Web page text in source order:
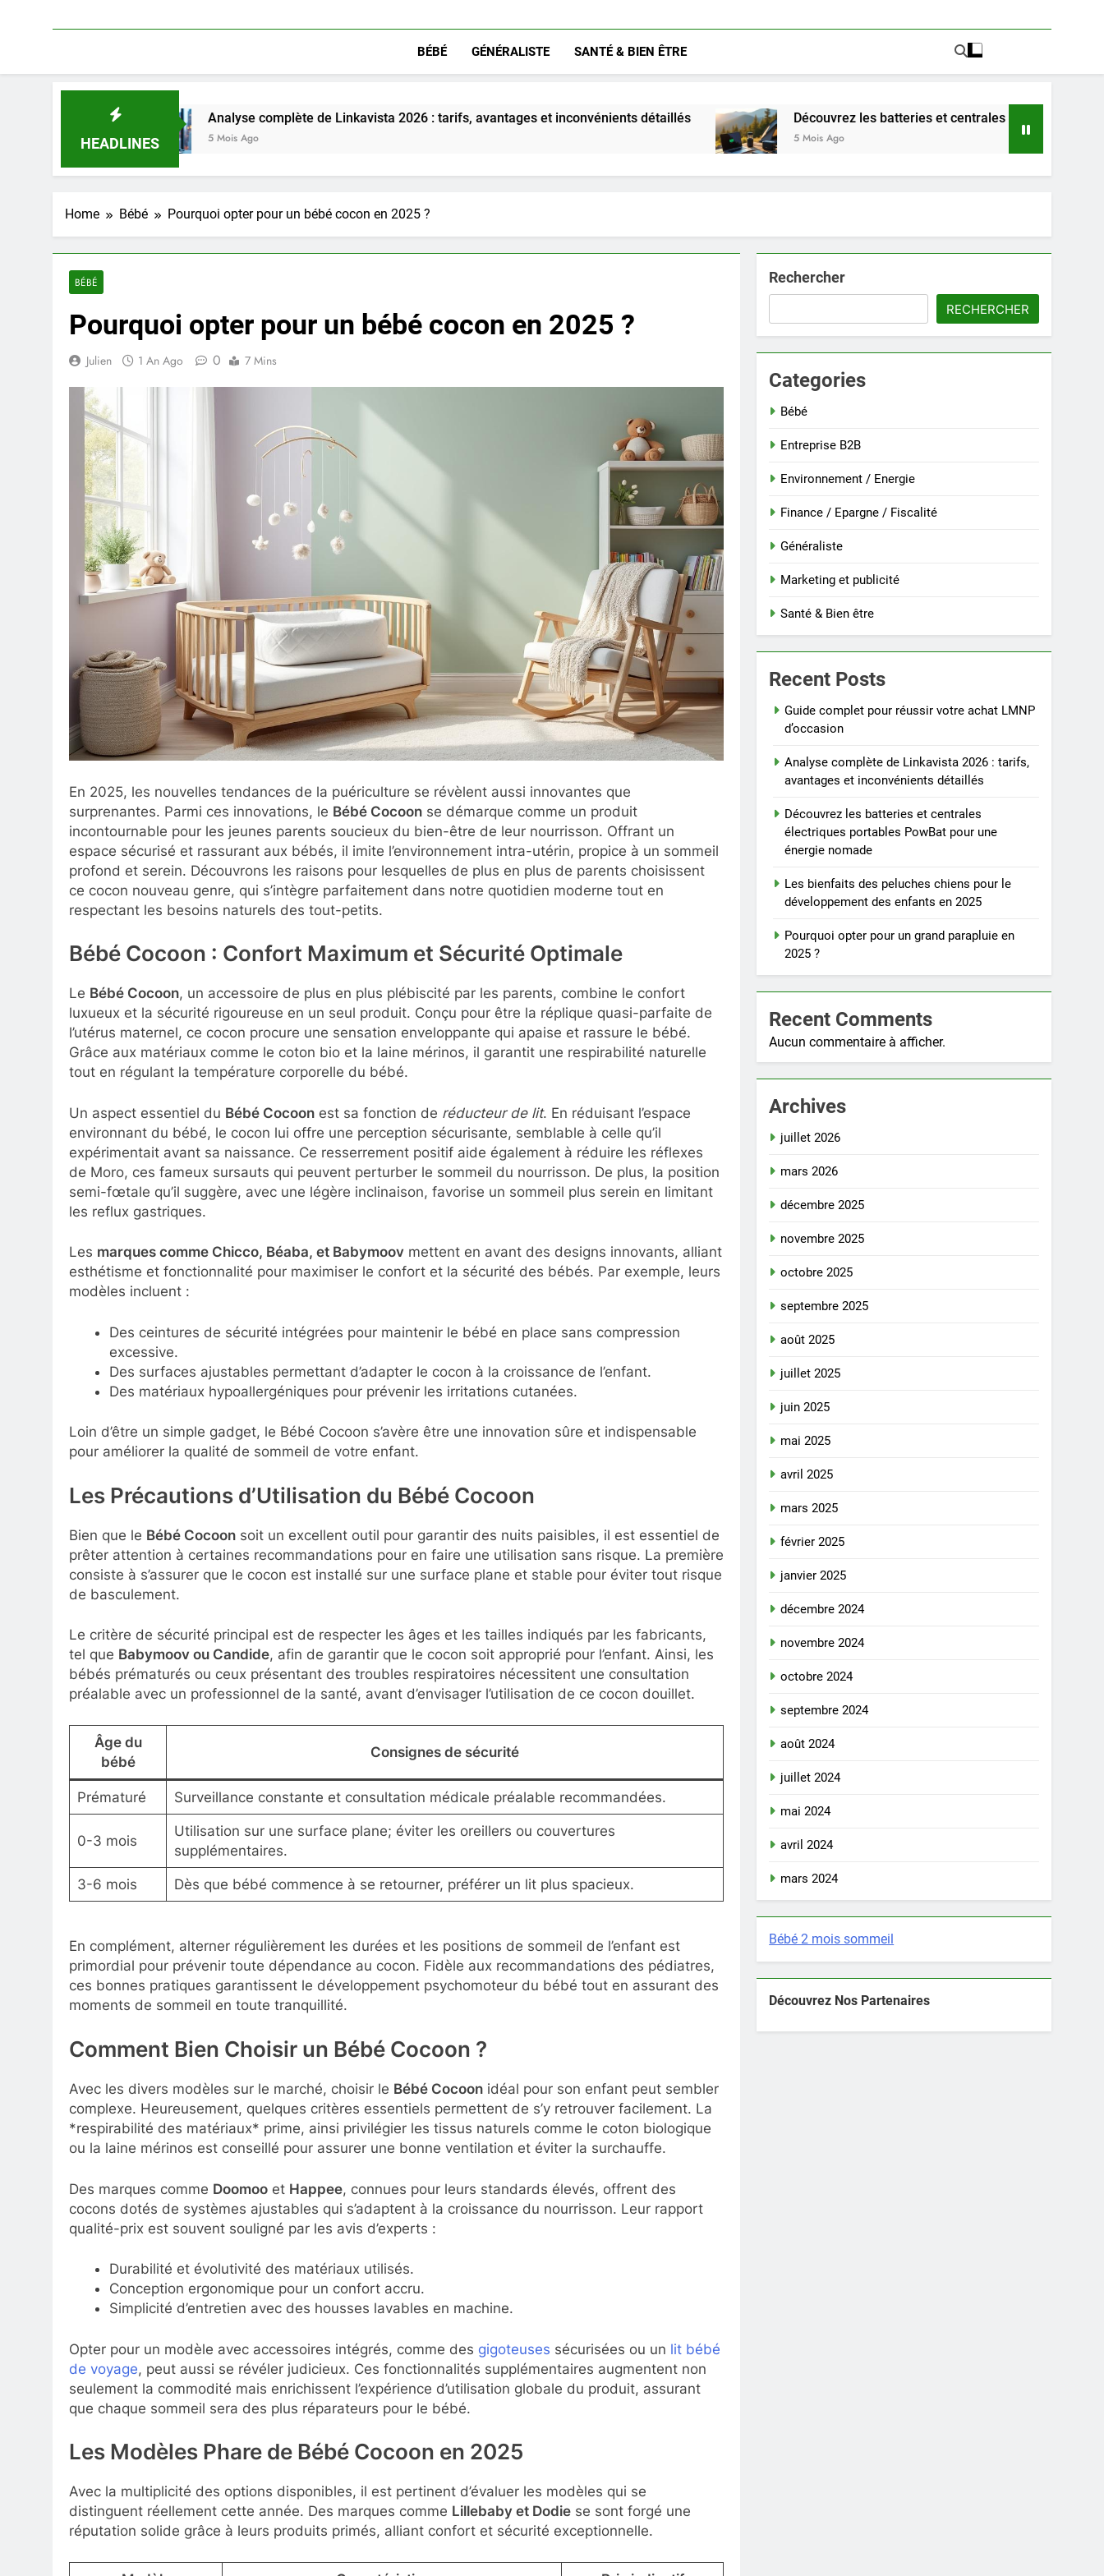
BÉBÉ GÉNÉRALISTE SANTÉ & BIEN ÊTRE
HEADLINES
Analyse complète de Linkavista 2026 : tarifs, avantages et inconvénients détaillés
5 Mois Ago
Découvrez les batteries et centrales électriques portables PowBat
5 Mois Ago
Home Bébé Pourquoi opter pour un bébé cocon en 2025 ?
BÉBÉ
Pourquoi opter pour un bébé cocon en 2025 ?
Julien 1 An Ago 0 7 Mins
En 2025, les nouvelles tendances de la puériculture se révèlent aussi innovantes que
surprenantes. Parmi ces innovations, le Bébé Cocoon se démarque comme un produit
incontournable pour les jeunes parents soucieux du bien-être de leur nourrisson. Offrant un
espace sécurisé et rassurant aux bébés, il imite l’environnement intra-utérin, propice à un sommeil
profond et serein. Découvrons les raisons pour lesquelles de plus en plus de parents choisissent
ce cocon nouveau genre, qui s’intègre parfaitement dans notre quotidien moderne tout en
respectant les besoins naturels des tout-petits.
Bébé Cocoon : Confort Maximum et Sécurité Optimale
Le Bébé Cocoon, un accessoire de plus en plus plébiscité par les parents, combine le confort
luxueux et la sécurité rigoureuse en un seul produit. Conçu pour être la réplique quasi-parfaite de
l’utérus maternel, ce cocon procure une sensation enveloppante qui apaise et rassure le bébé.
Grâce aux matériaux comme le coton bio et la laine mérinos, il garantit une respirabilité naturelle
tout en régulant la température corporelle du bébé.
Un aspect essentiel du Bébé Cocoon est sa fonction de réducteur de lit. En réduisant l’espace
environnant du bébé, le cocon lui offre une perception sécurisante, semblable à celle qu’il
expérimentait avant sa naissance. Ce resserrement positif aide également à réduire les réflexes
de Moro, ces fameux sursauts qui peuvent perturber le sommeil du nourrisson. De plus, la position
semi-fœtale qu’il suggère, avec une légère inclinaison, favorise un sommeil plus serein en limitant
les reflux gastriques.
Les marques comme Chicco, Béaba, et Babymoov mettent en avant des designs innovants, alliant
esthétisme et fonctionnalité pour maximiser le confort et la sécurité des bébés. Par exemple, leurs
modèles incluent :
Des ceintures de sécurité intégrées pour maintenir le bébé en place sans compression
excessive.
Des surfaces ajustables permettant d’adapter le cocon à la croissance de l’enfant.
Des matériaux hypoallergéniques pour prévenir les irritations cutanées.
Loin d’être un simple gadget, le Bébé Cocoon s’avère être une innovation sûre et indispensable
pour améliorer la qualité de sommeil de votre enfant.
Les Précautions d’Utilisation du Bébé Cocoon
Bien que le Bébé Cocoon soit un excellent outil pour garantir des nuits paisibles, il est essentiel de
prêter attention à certaines recommandations pour en faire une utilisation sans risque. La première
consiste à s’assurer que le cocon est installé sur une surface plane et stable pour éviter tout risque
de basculement.
Le critère de sécurité principal est de respecter les âges et les tailles indiqués par les fabricants,
tel que Babymoov ou Candide, afin de garantir que le cocon soit approprié pour l’enfant. Ainsi, les
bébés prématurés ou ceux présentant des troubles respiratoires nécessitent une consultation
préalable avec un professionnel de la santé, avant d’envisager l’utilisation de ce cocon douillet.
Âge du
bébé
Consignes de sécurité
Prématuré Surveillance constante et consultation médicale préalable recommandées.
0-3 mois
Utilisation sur une surface plane; éviter les oreillers ou couvertures
supplémentaires.
3-6 mois Dès que bébé commence à se retourner, préférer un lit plus spacieux.
En complément, alterner régulièrement les durées et les positions de sommeil de l’enfant est
primordial pour prévenir toute dépendance au cocon. Fidèle aux recommandations des pédiatres,
ces bonnes pratiques garantissent le développement psychomoteur du bébé tout en assurant des
moments de sommeil en toute tranquillité.
Comment Bien Choisir un Bébé Cocoon ?
Avec les divers modèles sur le marché, choisir le Bébé Cocoon idéal pour son enfant peut sembler
complexe. Heureusement, quelques critères essentiels permettent de s’y retrouver facilement. La
*respirabilité des matériaux* prime, ainsi privilégier les tissus naturels comme le coton biologique
ou la laine mérinos est conseillé pour assurer une bonne ventilation et éviter la surchauffe.
Des marques comme Doomoo et Happee, connues pour leurs standards élevés, offrent des
cocons dotés de systèmes ajustables qui s’adaptent à la croissance du nourrisson. Leur rapport
qualité-prix est souvent souligné par les avis d’experts :
Durabilité et évolutivité des matériaux utilisés.
Conception ergonomique pour un confort accru.
Simplicité d’entretien avec des housses lavables en machine.
Opter pour un modèle avec accessoires intégrés, comme des gigoteuses sécurisées ou un lit bébé
de voyage, peut aussi se révéler judicieux. Ces fonctionnalités supplémentaires augmentent non
seulement la commodité mais enrichissent l’expérience d’utilisation globale du produit, assurant
que chaque sommeil sera des plus réparateurs pour le bébé.
Les Modèles Phare de Bébé Cocoon en 2025
Avec la multiplicité des options disponibles, il est pertinent d’évaluer les modèles qui se
distinguent réellement cette année. Des marques comme Lillebaby et Dodie se sont forgé une
réputation solide grâce à leurs produits primés, alliant confort et sécurité exceptionnelle.
Rechercher
RECHERCHER
Categories
Bébé
Entreprise B2B
Environnement / Energie
Finance / Epargne / Fiscalité
Généraliste
Marketing et publicité
Santé & Bien être
Recent Posts
Guide complet pour réussir votre achat LMNP
d’occasion
Analyse complète de Linkavista 2026 : tarifs,
avantages et inconvénients détaillés
Découvrez les batteries et centrales
électriques portables PowBat pour une
énergie nomade
Les bienfaits des peluches chiens pour le
développement des enfants en 2025
Pourquoi opter pour un grand parapluie en
2025 ?
Recent Comments
Aucun commentaire à afficher.
Archives
juillet 2026
mars 2026
décembre 2025
novembre 2025
octobre 2025
septembre 2025
août 2025
juillet 2025
juin 2025
mai 2025
avril 2025
mars 2025
février 2025
janvier 2025
décembre 2024
novembre 2024
octobre 2024
septembre 2024
août 2024
juillet 2024
mai 2024
avril 2024
mars 2024
Bébé 2 mois sommeil
Découvrez Nos Partenaires